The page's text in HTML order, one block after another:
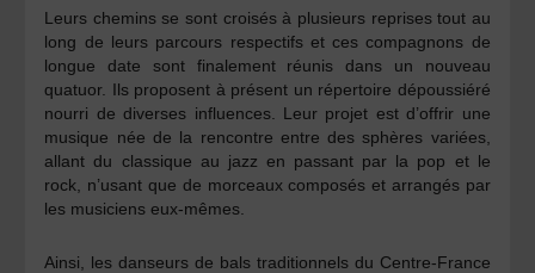
Leurs chemins se sont croisés à plusieurs reprises tout au
long de leurs parcours respectifs et ces compagnons de
longue date sont finalement réunis dans un nouveau
quatuor. Ils proposent à présent un répertoire dépoussiéré
nourri de diverses influences. Leur projet est d’offrir une
musique née de la rencontre entre des sphères variées,
allant du classique au jazz en passant par la pop et le
rock, n’usant que de morceaux composés et arrangés par
les musiciens eux-mêmes.
Ainsi, les danseurs de bals traditionnels du Centre-France